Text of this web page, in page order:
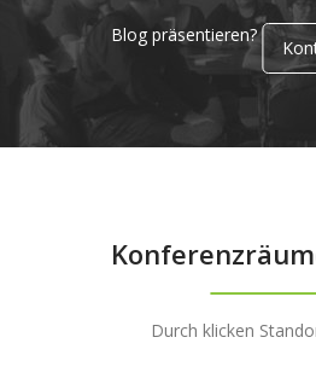
Blog präsentieren?
Durch klicken